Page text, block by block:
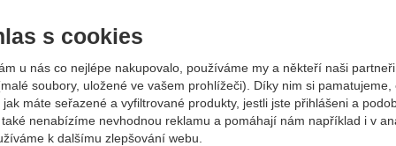
s cookies
u nás co nejlépe nakupovalo, používáme my a někteří naši partneři
soubory, uložené ve vašem prohlížeči). Díky nim si pamatujeme,
máte seřazené a vyfiltrované produkty, jestli jste přihlášeni a
nenabízíme nevhodnou reklamu a pomáhají nám například i v
k dalšímu zlepšování webu.
Nejlevnější Nejdražší Od nejprodávanějších
Rock Oxy Screw Singing Rock Oxy Triple